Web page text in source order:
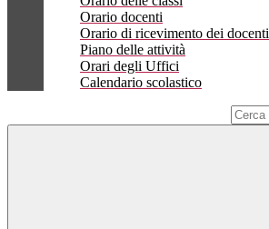
Orario docenti
Orario di ricevimento dei docenti
Piano delle attività
Orari degli Uffici
Calendario scolastico